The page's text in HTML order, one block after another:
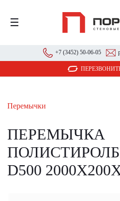
☰
+7 (3452) 50-06-05
Перемычки
ПЕРЕМЫЧКА
D500